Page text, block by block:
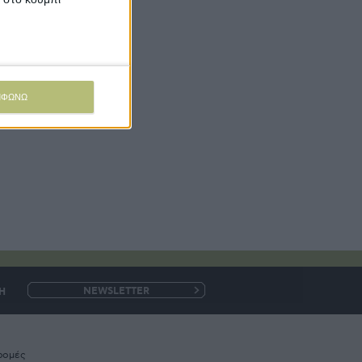
mail